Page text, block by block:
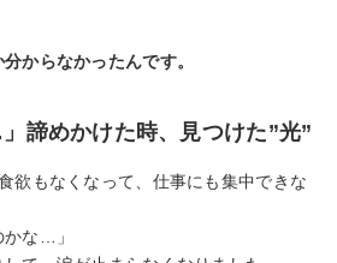
からなかったんです。
諦めかけた時、見つけた”光”
欲もなくなって、仕事にも集中できな
かな…」